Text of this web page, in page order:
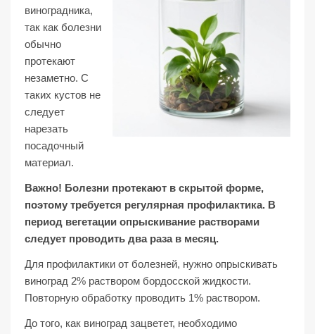
виноградника,
так как болезни
обычно
протекают
незаметно. С
таких кустов не
следует
нарезать
посадочный
материал.
Важно! Болезни протекают в скрытой форме,
поэтому требуется регулярная профилактика. В
период вегетации опрыскивание растворами
следует проводить два раза в месяц.
Для профилактики от болезней, нужно опрыскивать
виноград 2% раствором бордосской жидкости.
Повторную обработку проводить 1% раствором.
До того, как виноград зацветет, необходимо